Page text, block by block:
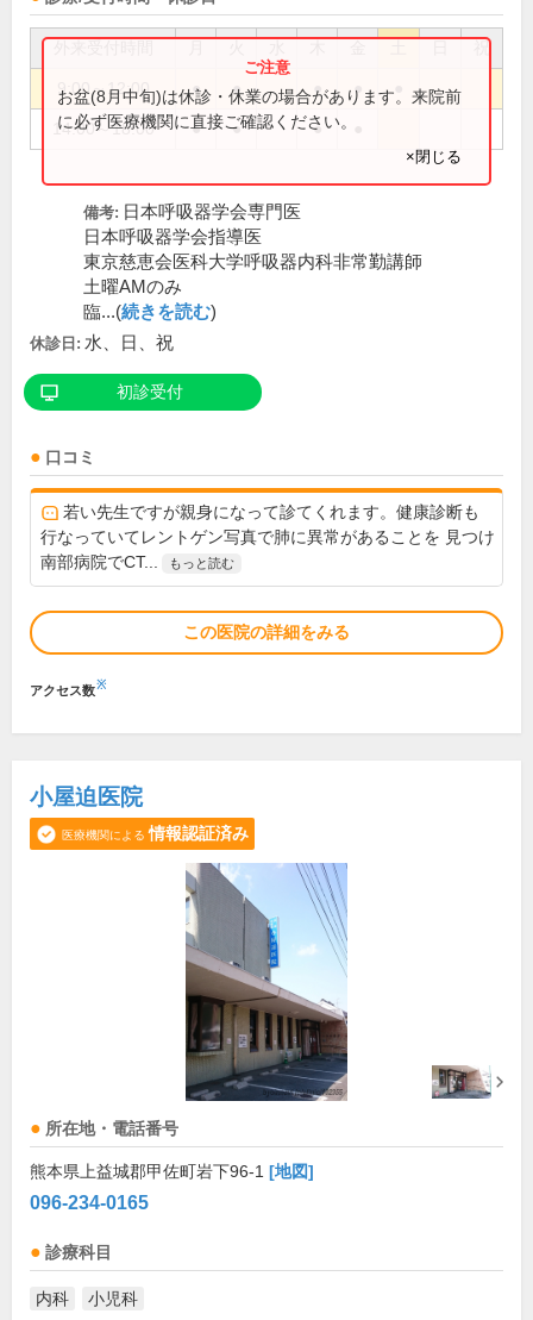
祝
9:00～12:00 ● ● ● ●
14:00～18:00 ● ● ●
お盆(8月中旬)は休診・休業の場合があります。来院前
に必ず医療機関に直接ご確認ください。
×閉じる
備考: 日本呼吸器学会専門医
日本呼吸器学会指導医
東京慈恵会医科大学呼吸器内科非常勤講師
土曜AMのみ
臨...(続きを読む)
休診日: 水、日、祝
初診受付
口コミ
若い先生ですが親身になって診てくれます。健康診断も
行なっていてレントゲン写真で肺に異常があることを 見つけ
南部病院でCT...
もっと読む
この医院の詳細をみる
アクセス数※
小屋迫医院
医療機関による 情報認証済み
所在地・電話番号
熊本県上益城郡甲佐町岩下96-1 [地図]
096-234-0165
診療科目
内科 小児科